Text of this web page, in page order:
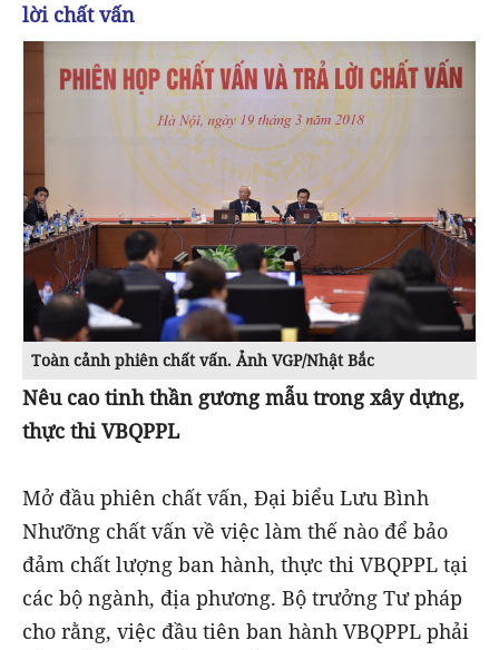
lời chất vấn
Toàn cảnh phiên chất vấn. Ảnh VGP/Nhật Bắc
Nêu cao tinh thần gương mẫu trong xây dựng,
thực thi VBQPPL
Mở đầu phiên chất vấn, Đại biểu Lưu Bình
Nhưỡng chất vấn về việc làm thế nào để bảo
đảm chất lượng ban hành, thực thi VBQPPL tại
các bộ ngành, địa phương. Bộ trưởng Tư pháp
cho rằng, việc đầu tiên ban hành VBQPPL phải